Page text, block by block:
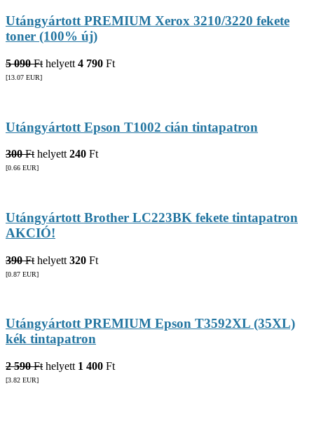
Utángyártott PREMIUM Xerox 3210/3220 fekete
toner (100% új)
5 090 Ft helyett 4 790 Ft
[13.07 EUR]
Utángyártott Epson T1002 cián tintapatron
300 Ft helyett 240 Ft
[0.66 EUR]
Utángyártott Brother LC223BK fekete tintapatron
AKCIÓ!
390 Ft helyett 320 Ft
[0.87 EUR]
Utángyártott PREMIUM Epson T3592XL (35XL)
kék tintapatron
2 590 Ft helyett 1 400 Ft
[3.82 EUR]